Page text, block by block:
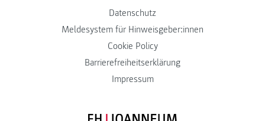
Datenschutz
Meldesystem für Hinweisgeber:innen
Cookie Policy
Barrierefreiheitserklärung
Impressum